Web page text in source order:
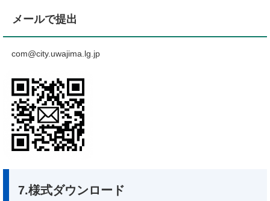
メールで提出
com@city.uwajima.lg.jp
7.様式ダウンロード